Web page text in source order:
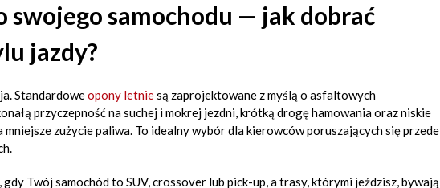
swojego samochodu — jak dobrać
jazdy?
Standardoweopony letniesą zaprojektowane z myślą o asfaltowych
przyczepność na suchej i mokrej jezdni, krótką drogę hamowania oraz niskie
mniejsze zużycie paliwa. To idealny wybór dla kierowców poruszających się przede
Twój samochód to SUV, crossover lub pick-up, a trasy, którymi jeździsz, bywają